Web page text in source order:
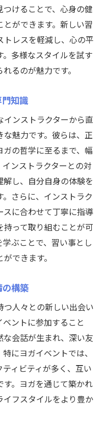
けることで、心身の健
ができます。新しい習
トレスを軽減し、心の平
多様なスタイルを試す
るのが魅力です。
知識
インストラクターから直
魅力です。彼らは、正
ガの哲学に至るまで、幅
ンストラクターとの対
し、自分自身の体験を
さらに、インストラク
に合わせて丁寧に指導
持って取り組むことが可
ぶことで、習い事とし
できます。
構築
つ人々との新しい出会い
ントに参加すること
会話が生まれ、深い友
にヨガイベントでは、
ィビティが多く、互い
。ヨガを通じて築かれ
イフスタイルをより豊か
り」スタート！ スタ
り」スタート！ スタ